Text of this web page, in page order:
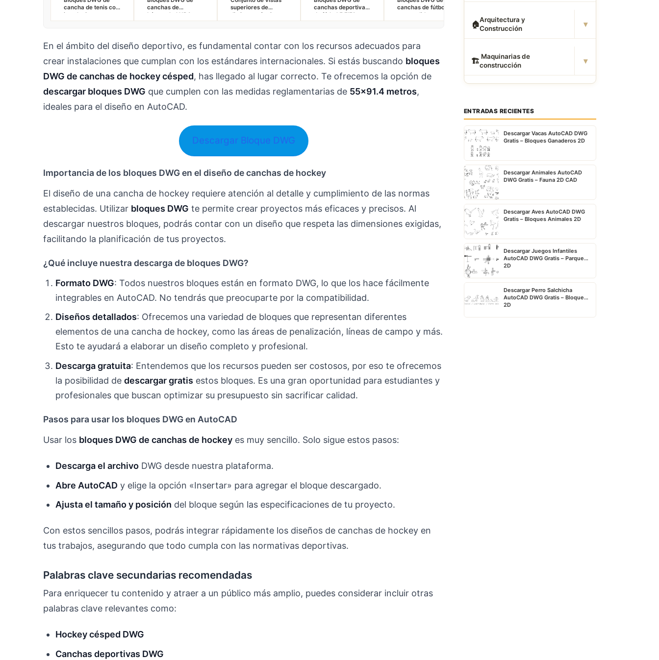
cancha de tenis con
instalaciones
eléctricas y detalles
canchas de
básquetbol NBA
15.2×28.7 m en
superiores de
distintas máquinas
de gimnasio DWG
canchas deportivas
de fútbol 5 FIFA
internacional
canchas de fútbol
con medidas
internacionales FIFA
AutoCAD 2D
En el ámbito del diseño deportivo, es fundamental contar con los recursos adecuados para
crear instalaciones que cumplan con los estándares internacionales. Si estás buscando bloques
DWG de canchas de hockey césped, has llegado al lugar correcto. Te ofrecemos la opción de
descargar bloques DWG que cumplen con las medidas reglamentarias de 55×91.4 metros,
ideales para el diseño en AutoCAD.
Descargar Bloque DWG
Importancia de los bloques DWG en el diseño de canchas de hockey
El diseño de una cancha de hockey requiere atención al detalle y cumplimiento de las normas
establecidas. Utilizar bloques DWG te permite crear proyectos más eficaces y precisos. Al
descargar nuestros bloques, podrás contar con un diseño que respeta las dimensiones exigidas,
facilitando la planificación de tus proyectos.
¿Qué incluye nuestra descarga de bloques DWG?
Formato DWG: Todos nuestros bloques están en formato DWG, lo que los hace fácilmente
integrables en AutoCAD. No tendrás que preocuparte por la compatibilidad.
Diseños detallados: Ofrecemos una variedad de bloques que representan diferentes
elementos de una cancha de hockey, como las áreas de penalización, líneas de campo y más.
Esto te ayudará a elaborar un diseño completo y profesional.
Descarga gratuita: Entendemos que los recursos pueden ser costosos, por eso te ofrecemos
la posibilidad dedescargar gratis estos bloques. Es una gran oportunidad para estudiantes y
profesionales que buscan optimizar su presupuesto sin sacrificar calidad.
Pasos para usar los bloques DWG en AutoCAD
Usar los bloques DWG de canchas de hockey es muy sencillo. Solo sigue estos pasos:
Descarga el archivo DWG desde nuestra plataforma.
Abre AutoCAD y elige la opción «Insertar» para agregar el bloque descargado.
Ajusta el tamaño y posición del bloque según las especificaciones de tu proyecto.
Con estos sencillos pasos, podrás integrar rápidamente los diseños de canchas de hockey en
tus trabajos, asegurando que todo cumpla con las normativas deportivas.
Palabras clave secundarias recomendadas
Para enriquecer tu contenido y atraer a un público más amplio, puedes considerar incluir otras
palabras clave relevantes como:
Hockey césped DWG
Canchas deportivas DWG
🏠Arquitectura y
Construcción
▾
🏗 ️ Maquinarias de
construcción
▾
ENTRADAS RECIENTES
Descargar Vacas AutoCAD DWG
Gratis – Bloques Ganaderos 2D
Descargar Animales AutoCAD
DWG Gratis – Fauna 2D CAD
Descargar Aves AutoCAD DWG
Gratis – Bloques Animales 2D
Descargar Juegos Infantiles
AutoCAD DWG Gratis – Parque
2D
Descargar Perro Salchicha
AutoCAD DWG Gratis – Bloque
2D